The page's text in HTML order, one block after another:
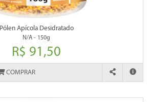
Pólen Apícola Desidratado
N/A - 150g
R$ 91,50
COMPRAR